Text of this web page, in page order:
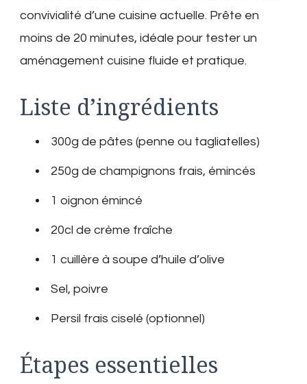
convivialité d’une cuisine actuelle. Prête en
moins de 20 minutes, idéale pour tester un
aménagement cuisine fluide et pratique.
Liste d’ingrédients
300g de pâtes (penne ou tagliatelles)
250g de champignons frais, émincés
1 oignon émincé
20cl de crème fraîche
1 cuillère à soupe d’huile d’olive
Sel, poivre
Persil frais ciselé (optionnel)
Étapes essentielles